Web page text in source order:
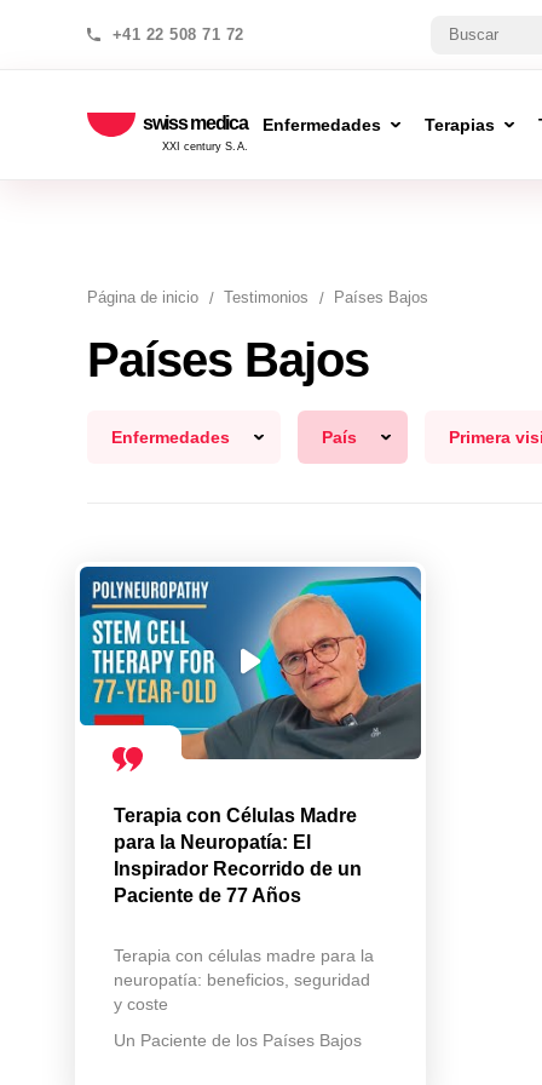
+41 22 508 71 72
swiss medica
XXI century S.A.
Enfermedades Terapias
Página de inicio Testimonios Países Bajos
Países Bajos
Enfermedades País Primera
Terapia con Células Madre
para la Neuropatía: El
Inspirador Recorrido de un
Paciente de 77 Años
Terapia con células madre para la
neuropatía: beneficios, seguridad
y coste
Un Paciente de los Países Bajos